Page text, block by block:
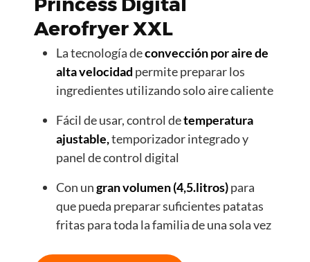
Aerofryer XXL
La tecnología deconvección por aire de
alta velocidad permite preparar los
ingredientes utilizando solo aire caliente
Fácil de usar, control detemperatura
ajustable,temporizador integrado y
panel de control digital
Con ungran volumen (4,5.litros)para
que pueda preparar suficientes patatas
fritas para toda la familia de una sola vez